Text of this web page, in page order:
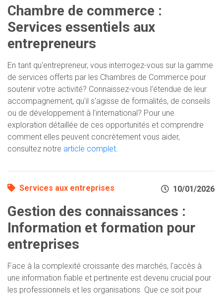
Chambre de commerce :
Services essentiels aux
entrepreneurs
En tant qu'entrepreneur, vous interrogez-vous sur la gamme
de services offerts par les Chambres de Commerce pour
soutenir votre activité? Connaissez-vous l'étendue de leur
accompagnement, qu'il s'agisse de formalités, de conseils
ou de développement à l'international? Pour une
exploration détaillée de ces opportunités et comprendre
comment elles peuvent concrètement vous aider,
consultez notre article complet.
Services aux entreprises 10/01/2026
Gestion des connaissances :
Information et formation pour
entreprises
Face à la complexité croissante des marchés, l'accès à
une information fiable et pertinente est devenu crucial pour
les professionnels et les organisations. Que ce soit pour